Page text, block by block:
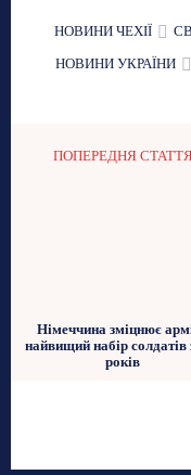
НОВИНИ ЧЕХІЇ
НОВИНИ УКРАЇНИ
ПОПЕРЕДНЯ СТАТТЯ
Німеччина зміцнює
найвищий набір солдатів
років